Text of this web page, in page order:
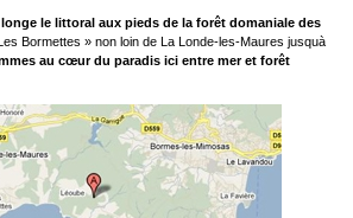
le littoral aux pieds de la forêt domaniale des
Bormettes » non loin de La Londe-les-Maures jusquà
au cœur du paradis ici entre mer et forêt